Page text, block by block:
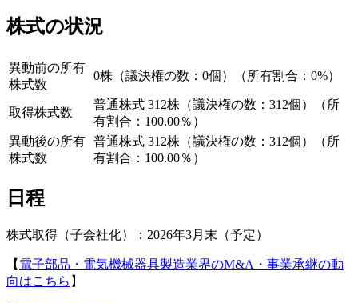
株式の状況
異動前の所有
株式数
0株（議決権の数：0個）（所有割合：0%）
取得株式数
普通株式 312株（議決権の数：312個）（所
有割合：100.00％）
異動後の所有
株式数
普通株式 312株（議決権の数：312個）（所
有割合：100.00％）
日程
株式取得（子会社化）：2026年3月末（予定）
【 電子部品・電気機械器具製造業界のM&A・事業承継の動
向はこちら 】